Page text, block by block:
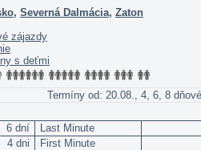
, Severná Dalmácia, Zaton
zájazdy
s deťmi
Termíny od: 20.08., 4, 6, 8 dňové
6 dní
Last Minute
4 dni
First Minute